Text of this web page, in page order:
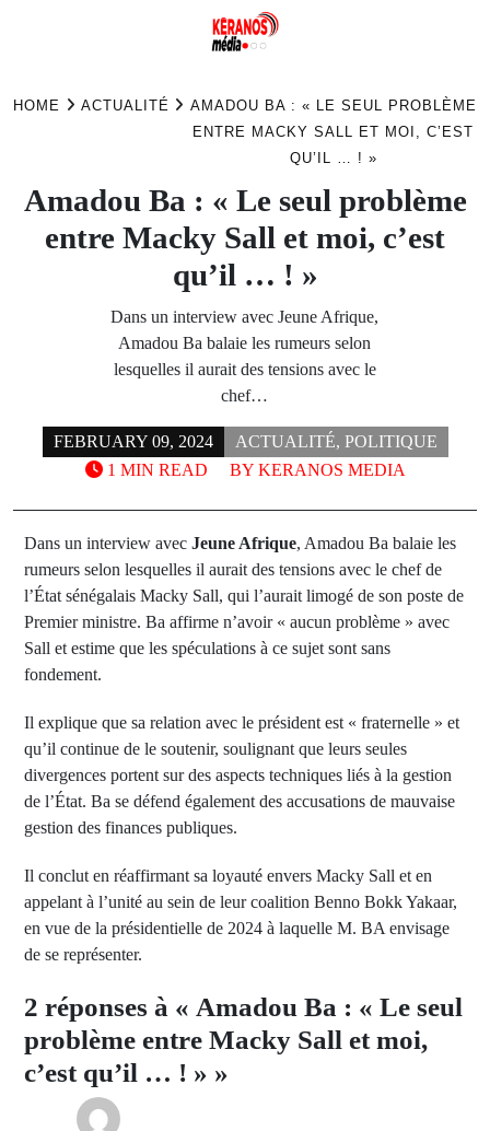
HOME ACTUALITÉ
AMADOU BA : « LE SEUL PROBLÈME
ENTRE MACKY SALL ET MOI, C’EST
QU’IL … ! »
Amadou Ba : « Le seul problème
entre Macky Sall et moi, c’est
qu’il … ! »
Dans un interview avec Jeune Afrique,
Amadou Ba balaie les rumeurs selon
lesquelles il aurait des tensions avec le
chef…
FEBRUARY 09, 2024 ACTUALITÉ, POLITIQUE
BY KERANOS MEDIA
1 MIN READ
Dans un interview avec Jeune Afrique, Amadou Ba balaie les
rumeurs selon lesquelles il aurait des tensions avec le chef de
l’État sénégalais Macky Sall, qui l’aurait limogé de son poste de
Premier ministre. Ba affirme n’avoir « aucun problème » avec
Sall et estime que les spéculations à ce sujet sont sans
fondement.
Il explique que sa relation avec le président est « fraternelle » et
qu’il continue de le soutenir, soulignant que leurs seules
divergences portent sur des aspects techniques liés à la gestion
de l’État. Ba se défend également des accusations de mauvaise
gestion des finances publiques.
Il conclut en réaffirmant sa loyauté envers Macky Sall et en
appelant à l’unité au sein de leur coalition Benno Bokk Yakaar,
en vue de la présidentielle de 2024 à laquelle M. BA envisage
de se représenter.
2 réponses à « Amadou Ba : « Le seul
problème entre Macky Sall et moi,
c’est qu’il … ! » »